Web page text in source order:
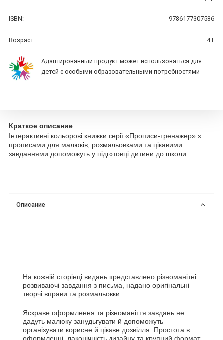
ISBN: 9786177307586
Возраст: 4+
Адаптированный продукт может использоваться для
детей с особыми образовательными потребностями
Краткое описание
Інтерактивні кольорові книжки серії «Прописи-тренажер» з
прописами для малюків, розмальовками та цікавими
завданнями допоможуть у підготовці дитини до школи.
Описание
На кожній сторінці видань представлено різноманітні
розвиваючі завдання з письма, надано оригінальні
творчі вправи та розмальовки.
Яскраве оформлення та різноманіття завдань не
дадуть малюку занудьгувати й допоможуть
організувати корисне й цікаве дозвілля. Простота в
оформленні, лаконічність дизайну та крупний формат